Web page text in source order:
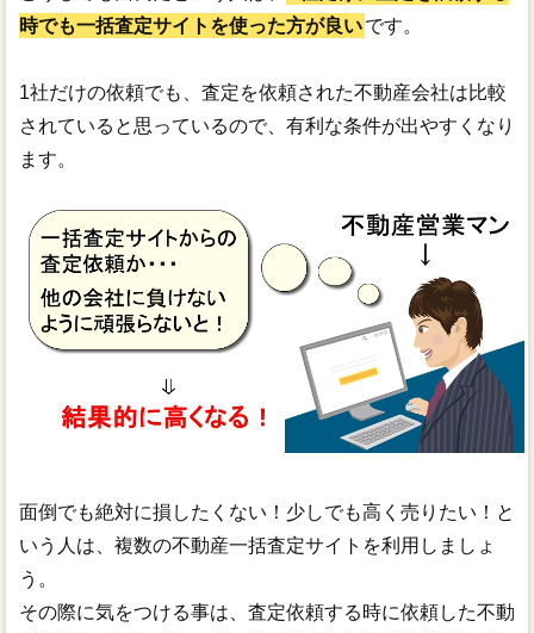
時でも一括査定サイトを使った方が良いです。
1社だけの依頼でも、査定を依頼された不動産会社は比較
されていると思っているので、有利な条件が出やすくなり
ます。
面倒でも絶対に損したくない！少しでも高く売りたい！と
いう人は、複数の不動産一括査定サイトを利用しましょ
う。
その際に気をつける事は、査定依頼する時に依頼した不動